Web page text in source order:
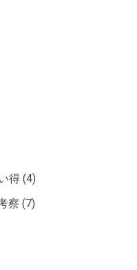
得 (4)
察 (7)